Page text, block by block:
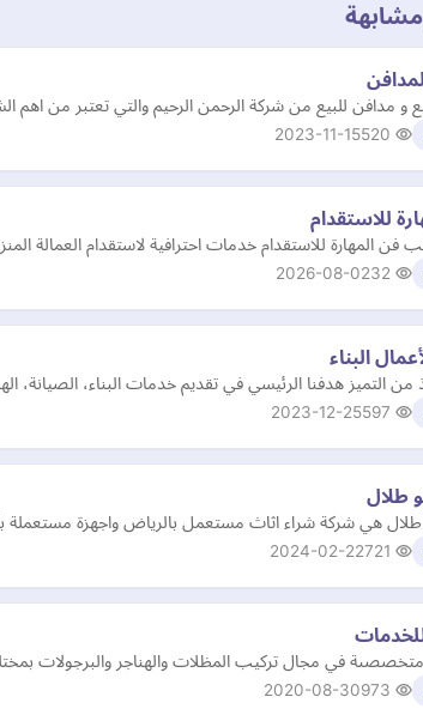
و مدافن للبيع من شركة الرحمن الرحيم والتي تعتبر من
2023-11-15
للاستقدام
فن المهارة للاستقدام خدمات احترافية لاستقدام العمالة
2026-08-02
البناء
التميز هدفنا الرئيسي في تقديم خدمات البناء، الصيانة،
2023-12-25
طلال
طلال هي شركة شراء اثاث مستعمل بالرياض واجهزة مستعملة
2024-02-22
في مجال تركيب المظلات والهناجر والبرجولات
2020-08-30